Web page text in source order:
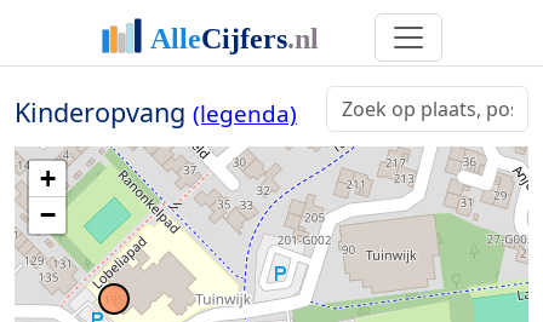
Kinderopvang (legenda)
+
−